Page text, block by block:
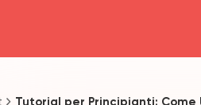
Tutorial per Principianti: Come